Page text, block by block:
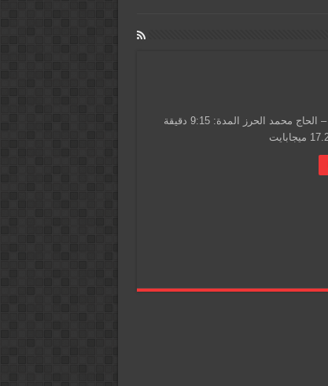
دعاء يا عدتي – الحاج محمد الحرز المدة: 9:15 دقيقة